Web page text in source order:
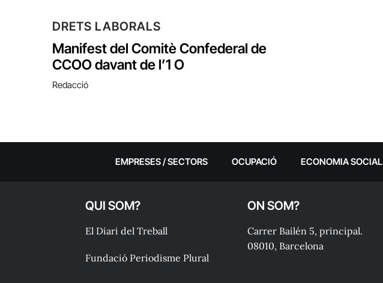
DRETS LABORALS
Manifest del Comitè Confederal de
CCOO davant de l’1 O
Redacció
EMPRESES / SECTORS OCUPACIÓ ECONOMIA SOCIAL
QUI SOM?
El Diari del Treball
Fundació Periodisme Plural
ON SOM?
Carrer Bailén 5, principal.
08010, Barcelona